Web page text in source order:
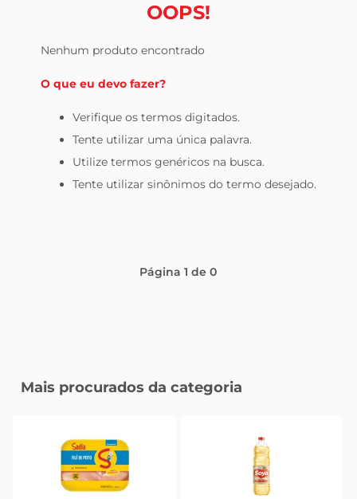
OOPS!
Nenhum produto encontrado
O que eu devo fazer?
Verifique os termos digitados.
Tente utilizar uma única palavra.
Utilize termos genéricos na busca.
Tente utilizar sinônimos do termo desejado.
Página1 de0
Mais procurados da categoria